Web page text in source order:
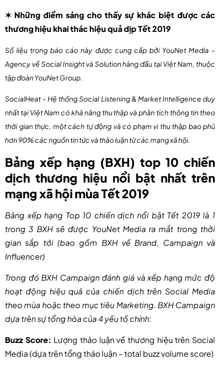
✶ Những điểm sáng cho thấy sự khác biệt được các
thương hiệu khai thác hiệu quả dịp Tết 2019
Số liệu trong báo cáo này được cung cấp bởi YouNet Media –
Agency về Social Insight và Solution hàng đầu tại Việt Nam, thuộc
tập đoàn YouNet Group.
SocialHeat – Hệ thống Social Listening & Market Intelligence duy
nhất tại Việt Nam có khả năng thu thập và phân tích thông tin theo
thời gian thực, một cách tự động và có phạm vi thu thập bao phủ
hơn 90% các nguồn tin tức và thảo luận từ các mạng xã hội.
Bảng xếp hạng (BXH) top 10 chiến
dịch thương hiệu nổi bật nhất trên
mạng xã hội mùa Tết 2019
Bảng xếp hạng Top 10 chiến dịch nổi bật Tết 2019 là 1
trong 3 BXH sẽ được YouNet Media ra mắt trong thời
gian sắp tới (bao gồm BXH về Brand, Campaign và
Influencer)
Trong đó BXH Campaign đánh giá và xếp hạng mức độ
hoạt động hiệu quả của chiến dịch trên Social Media
theo mùa hoặc theo mục tiêu Marketing. BXH Campaign
dựa trên sự tổng hòa của 4 yếu tố chính:
Buzz Score: Lượng thảo luận về thương hiệu trên Social
Media (dựa trên tổng thảo luận – total buzz volume score)